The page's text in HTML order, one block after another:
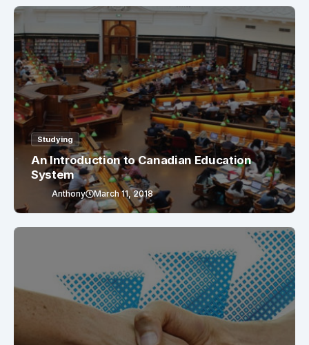
Studying
An Introduction to Canadian Education
System
Anthony March 11, 2018